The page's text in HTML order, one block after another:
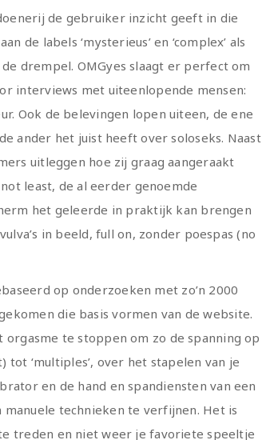
de gebruiker inzicht geeft in die
de labels ‘mysterieus’ en ‘complex’ als
drempel. OMGyes slaagt er perfect om
interviews met uiteenlopende mensen:
Ook de belevingen lopen uiteen, de ene
ander het juist heeft over soloseks. Naast
uitleggen hoe zij graag aangeraakt
least, de al eerder genoemde
het geleerde in praktijk kan brengen
in beeld, full on, zonder poespas (no
op onderzoeken met zo’n 2000
die basis vormen van de website.
orgasme te stoppen om zo de spanning op
‘multiples’, over het stapelen van je
en de hand en spandiensten van een
technieken te verfijnen. Het is
treden en niet weer je favoriete speeltje